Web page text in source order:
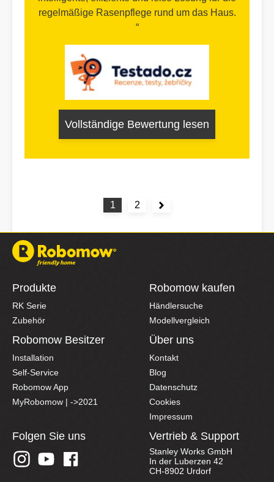
regelmäßige Rasenpflege rund um das Haus.
Vollständige Bewertung lesen
1 2
Produkte
RK Serie
Zubehör
Robomow kaufen
Händlersuche
Modellvergleich
Robomow Besitzer
Installation
Self-Service
Robomow App
MyRobomow | ->2021
Über uns
Kontakt
Blog
Datenschutz
Cookies
Impressum
Folgen Sie uns Vertrieb & Support
Stanley Works GmbH
In der Luberzen 42
CH-8902 Urdorf